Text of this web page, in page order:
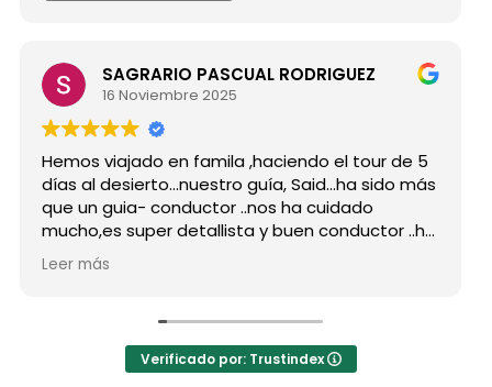
SAGRARIO PASCUAL RODRIGUEZ
16 Noviembre 2025
Hemos viajado en famila ,haciendo el tour de 5
días al desierto...nuestro guía, Said...ha sido más
que un guia- conductor ..nos ha cuidado
mucho,es super detallista y buen conductor ..ha
estado atento a todas nuestras peticiones y
nos ha enseñado muchos lugares
persona..Gracias Said.
En cuanto a la agencia,..súper agradecida a Mila
Leer más
Verificado por: Trustindex